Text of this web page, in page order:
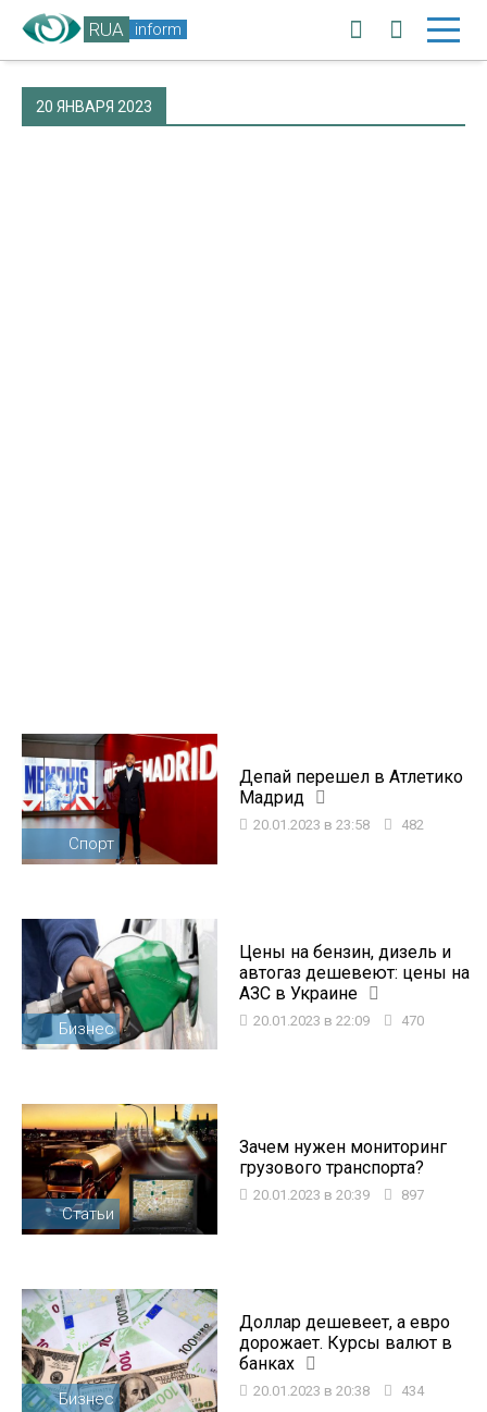
RUA inform
20 ЯНВАРЯ 2023
Спорт
Депай перешел в Атлетико
Мадрид
20.01.2023 в 23:58 482
Бизнес
Цены на бензин, дизель и
автогаз дешевеют: цены на
АЗС в Украине
20.01.2023 в 22:09 470
Статьи
Зачем нужен мониторинг
грузового транспорта?
20.01.2023 в 20:39 897
Бизнес
Доллар дешевеет, а евро
дорожает. Курсы валют в
банках
20.01.2023 в 20:38 434